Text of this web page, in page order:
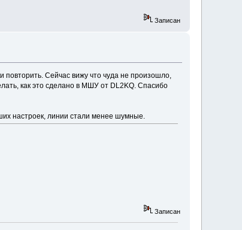
Записан
Сейчас вижу что чуда не произошло,
как это сделано в МШУ от DL2KQ. Спасибо
настроек, линии стали менее шумные.
Записан